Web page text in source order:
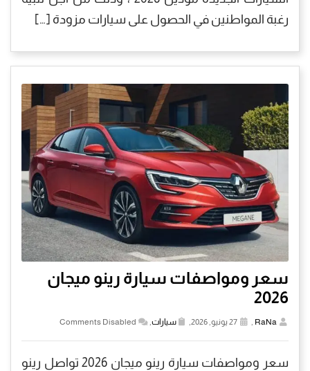
رغبة المواطنين في الحصول على سيارات مزودة […]
سعر ومواصفات سيارة رينو ميجان
2026
RaNa
, سيارات,
Comments Disabled
سعر ومواصفات سيارة رينو ميجان 2026 تواصل رينو